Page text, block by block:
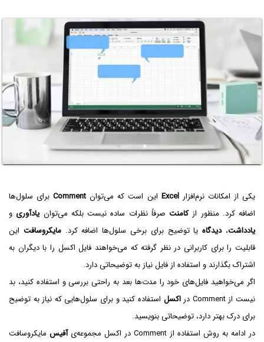
یکی از امکانات نرم‌افزارExcel این است که می‌توان Commentبرای سلول‌ها
اضافه کرد. منظور ازکامنت صرفاً نظرات ساده نیست بلکه می‌توان یادآوری و
یادداشت،دیدگاهیا توضیح برای برخی سلول‌ها اضافه کرد.مایکروسافت این
قابلیت را برای کاربرانی در نظر گرفته که می‌خواهند فایل اکسل را با دیگران به
اشتراک بگذارند و استفاده از فایل نیاز به توضیحاتی دارد.
اگر می‌خواهید فایل‌های خود را مدت‌ها بعد به راحتی بررسی و استفاده کنید، بد
نیست از Comment در
اکسل استفاده کنید و برای سلول‌هایی که نیاز به توضیح
برای درک بهتر دارد، توضیحاتی بنویسید.
در ادامه به روش استفاده از Comment در اکسل مجموعه‌ی
آفیس مایکروسافت